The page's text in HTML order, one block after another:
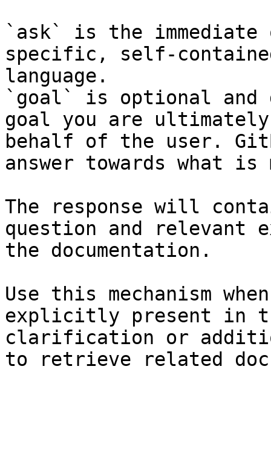
`ask` is the
specific, self-
language.
`goal` is optional and
goal you are
behalf of the user.
answer towards what
The response will
question and relevant
the documentation.
Use this mechanism
explicitly present in
clarification or